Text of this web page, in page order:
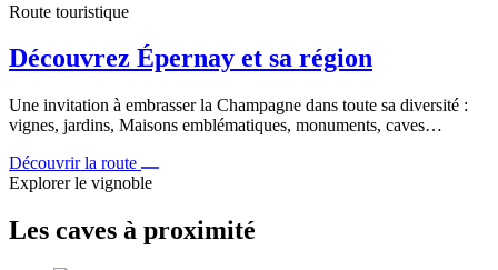
Route touristique
Découvrez Épernay et sa région
Une invitation à embrasser la Champagne dans toute sa diversité :
vignes, jardins, Maisons emblématiques, monuments, caves…
Découvrir la route
Explorer le vignoble
Les caves à proximité